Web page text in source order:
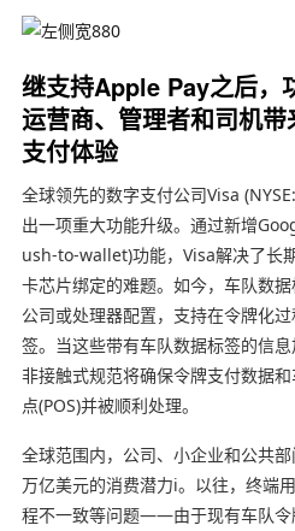
继支持Apple Pay之后，
运营商、管理者和司机
支付体验
全球领先的数字支付公司Visa
出一项重大功能升级。通过新增
ush-to-wallet)功能，Visa解决了长
卡芯片绑定的难题。如今，车队数
公司或处理器配置，支持在令牌化
签。当这些带有车队数据标签的信
非接触式规范将确保令牌支付数据
点(POS)并被顺利处理。
全球范围内，公司、小企业和公共
万亿美元的消费潜力i。以往，终端
程不一致等问题——由于现有车队令